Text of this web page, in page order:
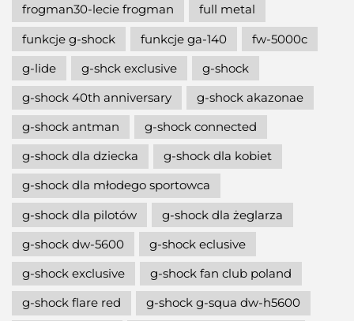
frogman30-lecie frogman
full metal
funkcje g-shock
funkcje ga-140
fw-5000c
g-lide
g-shck exclusive
g-shock
g-shock 40th anniversary
g-shock akazonae
g-shock antman
g-shock connected
g-shock dla dziecka
g-shock dla kobiet
g-shock dla młodego sportowca
g-shock dla pilotów
g-shock dla żeglarza
g-shock dw-5600
g-shock eclusive
g-shock exclusive
g-shock fan club poland
g-shock flare red
g-shock g-squa dw-h5600